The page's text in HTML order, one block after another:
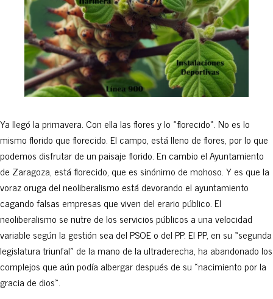
Ya llegó la primavera. Con ella las flores y lo «florecido». No es lo
mismo florido que florecido. El campo, está lleno de flores, por lo que
podemos disfrutar de un paisaje florido. En cambio el Ayuntamiento
de Zaragoza, está florecido, que es sinónimo de mohoso. Y es que la
voraz oruga del neoliberalismo está devorando el ayuntamiento
cagando falsas empresas que viven del erario público. El
neoliberalismo se nutre de los servicios públicos a una velocidad
variable según la gestión sea del PSOE o del PP. El PP, en su «segunda
legislatura triunfal» de la mano de la ultraderecha, ha abandonado los
complejos que aún podía albergar después de su «nacimiento por la
gracia de dios».